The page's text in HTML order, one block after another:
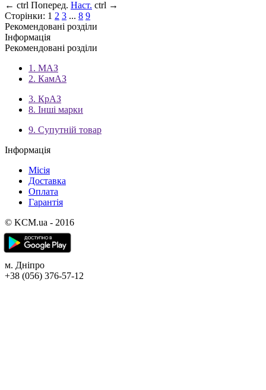
← ctrl Поперед. Наст. ctrl →
Сторінки: 1 2 3 ... 8 9
Рекомендовані розділи
Інформація
Рекомендовані розділи
1. МАЗ
2. КамАЗ
3. КрАЗ
8. Інші марки
9. Супутній товар
Інформація
Місія
Доставка
Оплата
Гарантія
© KCM.ua - 2016
м. Дніпро
+38 (056) 376-57-12